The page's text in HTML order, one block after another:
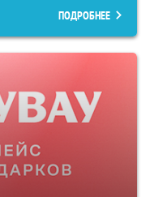
ПОДРОБНЕЕ